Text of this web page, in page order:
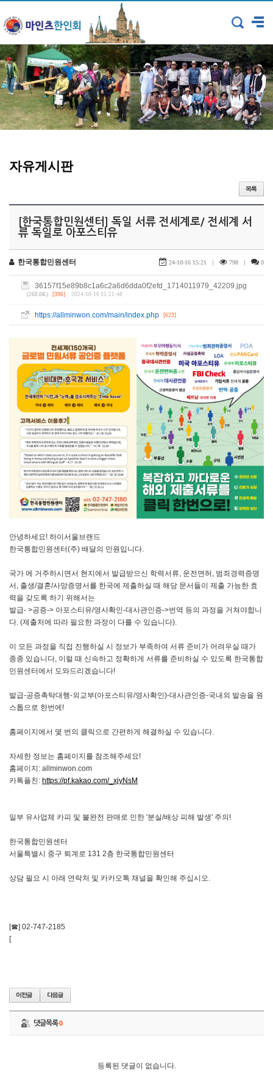
자유게시판
[한국통합민원센터] 독일 서류 전세계로/ 전세계 서
류 독일로 아포스티유
한국통합민원센터 24-10-16 15:21 798 0
36157f15e89b8c1a6c2a6d6dda0f2efd_1714011979_42209.jpg
(268.0K) [396] 2024-10-16 15:21:48
https://allminwon.com/main/index.php [623]
안녕하세요! 하이서울브랜드
한국통합민원센터(주) 배달의 민원입니다.
국가 에 거주하시면서 현지에서 발급받으신 학력서류, 운전면허, 범죄경력증명
서, 출생/결혼/사망증명서를 한국에 제출하실 때 해당 문서들이 제출 가능한 효
력을 갖도록 하기 위해서는
발급- >공증-> 아포스티유/영사확인-대사관인증->번역 등의 과정을 거쳐야합니
다. (제출처에 따라 필요한 과정이 다를 수 있습니다).
이 모든 과정을 직접 진행하실 시 정보가 부족하여 서류 준비가 어려우실 때가
종종 있습니다, 이럴 때 신속하고 정확하게 서류를 준비하실 수 있도록 한국통합
민원센터에서 도와드리겠습니다!
발급-공증촉탁대행-외교부(아포스티유/영사확인)-대사관인증-국내외 발송을 원
스톱으로 한번에!
홈페이지에서 몇 번의 클릭으로 간편하게 해결하실 수 있습니다.
자세한 정보는 홈페이지를 참조해주세요!
홈페이지: allminwon.com
카톡플친: https://pf.kakao.com/_xjyNsM
일부 유사업체 카피 및 불완전 판매로 인한 '분실/배상 피해 발생' 주의!
한국통합민원센터
서울특별시 중구 퇴계로 131 2층 한국통합민원센터
상담 필요 시 아래 연락처 및 카카오톡 채널을 확인해 주십시오.
[☎] 02-747-2185
[
댓글목록0
등록된 댓글이 없습니다.